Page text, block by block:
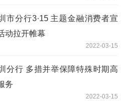
市分行3·15 主题金融消费者宣
动拉开帷幕
2022-03-15
分行 多措并举保障特殊时期高
务
2022-03-15